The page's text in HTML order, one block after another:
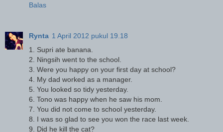
Balas
Rynta 1 April 2012 pukul 19.18
1. Supri ate banana.
2. Ningsih went to the school.
3. Were you happy on your first day at school?
4. My dad worked as a manager.
5. You looked so tidy yesterday.
6. Tono was happy when he saw his mom.
7. You did not come to school yesterday.
8. I was so glad to see you won the race last week.
9. Did he kill the cat?